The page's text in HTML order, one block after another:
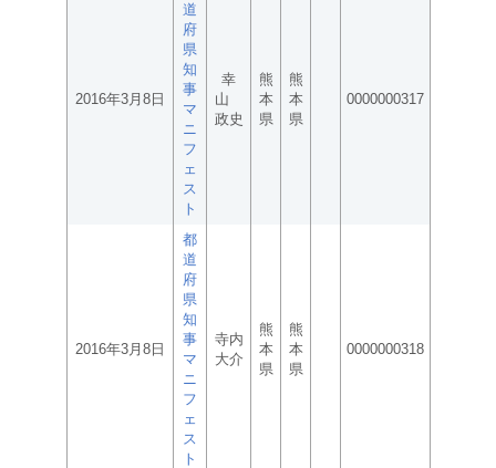
2016年3月8日
道
府
県
知
事
マ
ニ
フ
ェ
ス
ト
幸
山
政史
熊
本
県
熊
本
県
0000000317
2016年3月8日
都
道
府
県
知
事
マ
ニ
フ
ェ
ス
ト
寺内
大介
熊
本
県
熊
本
県
0000000318